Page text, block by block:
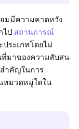
มมีความคาดหวัง
ไป สถานการณ์
ระเภทโดยไม่
ที่มาของความสับสน
ำคัญในการ
หมวดหมู่ใดใน